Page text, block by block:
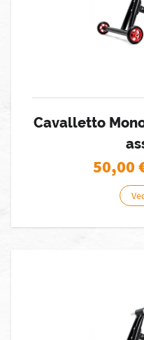
Cavalletto
50,00